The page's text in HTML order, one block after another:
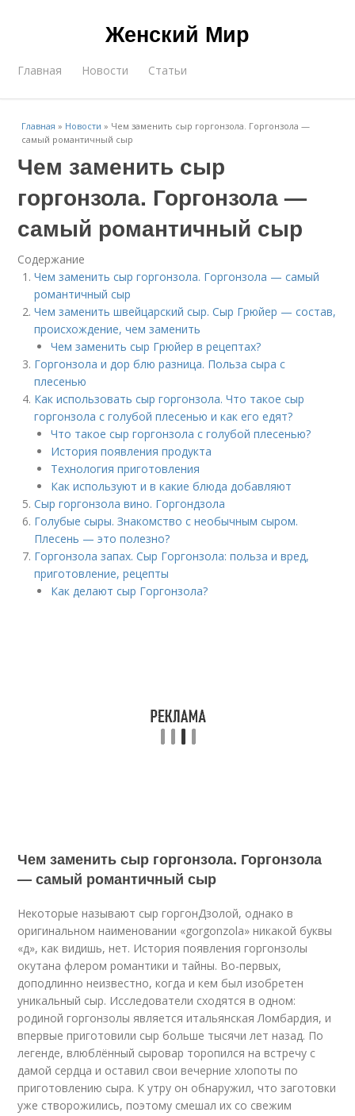
Женский Мир
Главная Новости Статьи
Главная » Новости » Чем заменить сыр горгонзола. Горгонзола —
самый романтичный сыр
Чем заменить сыр
горгонзола. Горгонзола —
самый романтичный сыр
Содержание
Чем заменить сыр горгонзола. Горгонзола — самый
романтичный сыр
Чем заменить швейцарский сыр. Сыр Грюйер — состав,
происхождение, чем заменить
Чем заменить сыр Грюйер в рецептах?
Горгонзола и дор блю разница. Польза сыра с
плесенью
Как использовать сыр горгонзола. Что такое сыр
горгонзола с голубой плесенью и как его едят?
Что такое сыр горгонзола с голубой плесенью?
История появления продукта
Технология приготовления
Как используют и в какие блюда добавляют
Сыр горгонзола вино. Горгондзола
Голубые сыры. Знакомство с необычным сыром.
Плесень — это полезно?
Горгонзола запах. Сыр Горгонзола: польза и вред,
приготовление, рецепты
Как делают сыр Горгонзола?
Чем заменить сыр горгонзола. Горгонзола
— самый романтичный сыр
Некоторые называют сыр горгонДзолой, однако в
оригинальном наименовании «gorgonzola» никакой буквы
«д», как видишь, нет. История появления горгонзолы
окутана флером романтики и тайны. Во-первых,
доподлинно неизвестно, когда и кем был изобретен
уникальный сыр. Исследователи сходятся в одном:
родиной горгонзолы является итальянская Ломбардия, и
впервые приготовили сыр больше тысячи лет назад. По
легенде, влюблённый сыровар торопился на встречу с
дамой сердца и оставил свои вечерние хлопоты по
приготовлению сыра. К утру он обнаружил, что заготовки
уже створожились, поэтому смешал их со свежим